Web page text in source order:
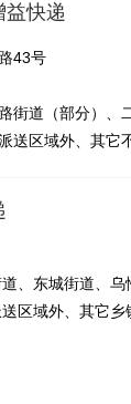
益快递
43号
街道（部分）、
送区域外、其它
、东城街道、
区域外、其它乡